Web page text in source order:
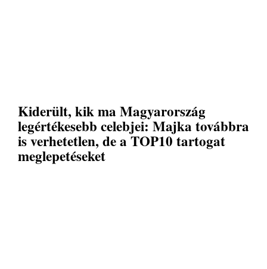
Kiderült, kik ma Magyarország
legértékesebb celebjei: Majka továbbra
is verhetetlen, de a TOP10 tartogat
meglepetéseket